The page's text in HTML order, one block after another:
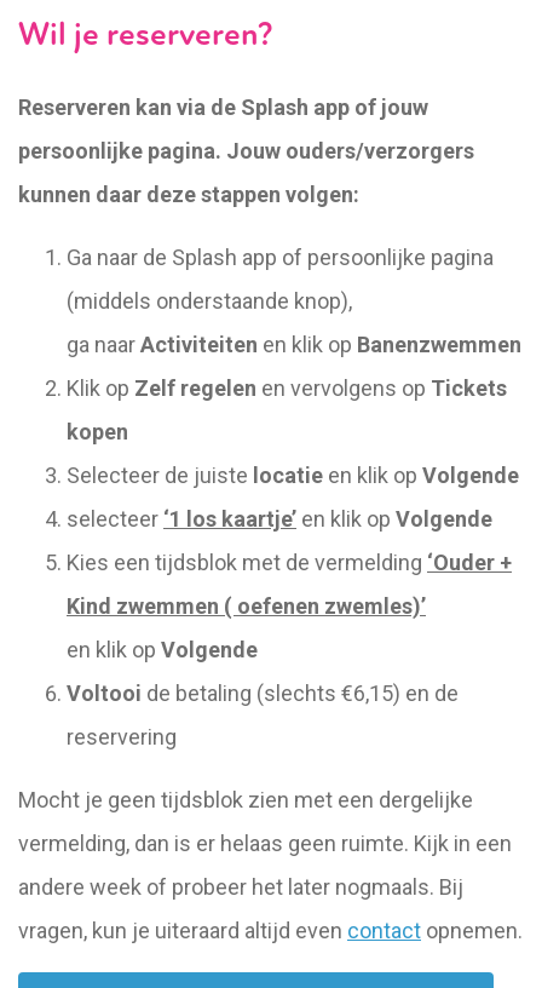
Wil je reserveren?
Reserveren kan via de Splash app of jouw
persoonlijke pagina. Jouw ouders/verzorgers
kunnen daar deze stappen volgen:
Ga naar de Splash app of persoonlijke pagina
(middels onderstaande knop),
ga naarActiviteiten en klik op Banenzwemmen
Klik op Zelf regelen en vervolgens op Tickets
kopen
Selecteer de juiste locatie en klik op Volgende
selecteer ‘1 los kaartje’ en klik op Volgende
Kies een tijdsblok met de vermelding ‘Ouder +
Kind zwemmen ( oefenen zwemles)’
en klik op Volgende
Voltooi de betaling (slechts €6,15) en de
reservering
Mocht je geen tijdsblok zien met een dergelijke
vermelding, dan is er helaas geen ruimte. Kijk in een
andere week of probeer het later nogmaals. Bij
vragen, kun je uiteraard altijd even contact opnemen.